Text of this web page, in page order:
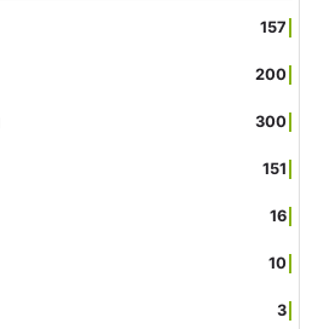
157
200
300
151
16
10
3